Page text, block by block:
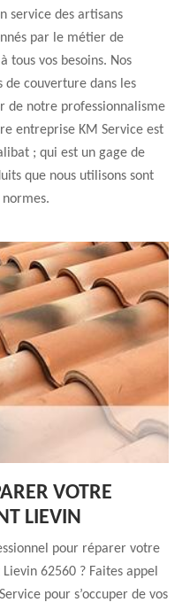
service des artisans
par le métier de
tous vos besoins. Nos
de couverture dans les
de notre professionnalisme
entreprise KM Service est
; qui est un gage de
que nous utilisons sont
VOTRE
LIEVIN
pour réparer votre
62560 ? Faites appel
pour s’occuper de vos